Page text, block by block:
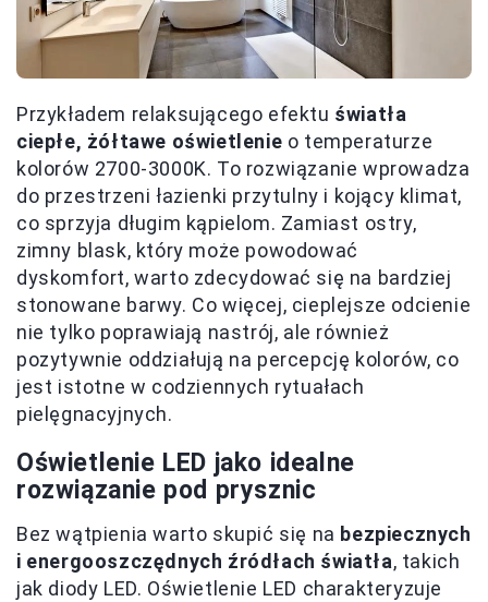
Przykładem relaksującego efektu światła
ciepłe, żółtawe oświetlenie o temperaturze
kolorów 2700-3000K. To rozwiązanie wprowadza
do przestrzeni łazienki przytulny i kojący klimat,
co sprzyja długim kąpielom. Zamiast ostry,
zimny blask, który może powodować
dyskomfort, warto zdecydować się na bardziej
stonowane barwy. Co więcej, cieplejsze odcienie
nie tylko poprawiają nastrój, ale również
pozytywnie oddziałują na percepcję kolorów, co
jest istotne w codziennych rytuałach
pielęgnacyjnych.
Oświetlenie LED jako idealne
rozwiązanie pod prysznic
Bez wątpienia warto skupić się na bezpiecznych
i energooszczędnych źródłach światła, takich
jak diody LED. Oświetlenie LED charakteryzuje